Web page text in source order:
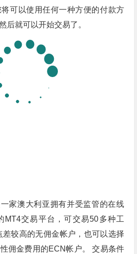
可以使用任何一种方便的付款方
后就可以开始交易了。
家澳大利亚拥有并受监管的在线
MT4交易平台，可交易50多种工
较高的无佣金帐户，也可以选择
佣金费用的ECN帐户。 交易条件